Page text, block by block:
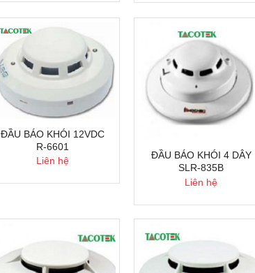
ĐẦU BÁO KHÓI 12VDC
R-6601
Liên hệ
ĐẦU BÁO KHÓI 4 DÂY
SLR-835B
Liên hệ